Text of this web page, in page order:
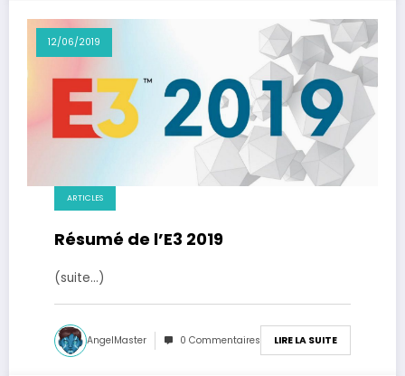
12/06/2019
ARTICLES
Résumé de l’E3 2019
(suite…)
AngelMaster 0 Commentaires LIRE LA SUITE